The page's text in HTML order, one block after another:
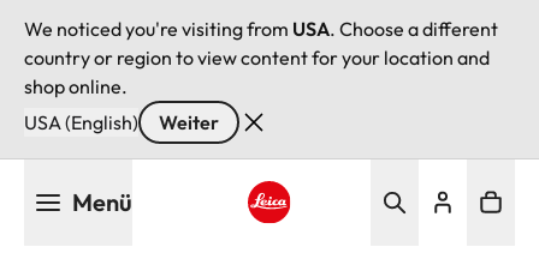
We noticed you're visiting from USA. Choose a different
country or region to view content for your location and
shop online.
USA (English)
Weiter
Menü